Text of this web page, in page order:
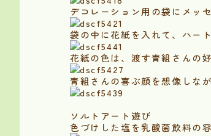
デコレーション用の袋にメッ
袋の中に花紙を入れて、ハー
花紙の色は、渡す青組さんの
青組さんの喜ぶ顔を想像しな
ソルトアート遊び
色づけした塩を乳酸菌飲料の